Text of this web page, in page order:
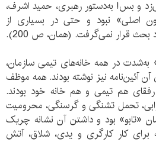
و بس! به‌دستور رهبری، حمید اشرف،
اصلی» نبود و حتی در بسیاری از
بحث قرار نمی‌گرفت. (همان، ص 200).
به‌شدت در همه خانه‌های تیمی سازمان،
آئین‌نامه نیز نوشته بودند. همه موظف
رفقای هم تیمی و هم خانه خود بودند.
تحمل تشنگی و گرسنگی، محرومیت
«تابو» بود و داشتن آن نشانه چریک
برای کار کارگری و یدی، شلاق، آتش